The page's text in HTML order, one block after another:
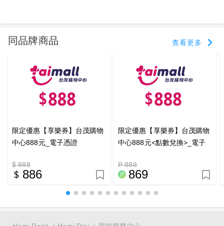
同品牌商品 查看更多
限定優惠【享樂券】台茂購物
中心888元_電子憑證
$ 888
886
限定優惠【享樂券】台茂購物
中心888元<點數兌換>_電子
P 888
869